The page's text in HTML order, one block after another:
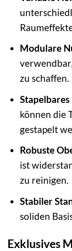
Modulare
zu schaffen.
Stapelbares
können die
gestapelt
Robuste
ist
zu reinigen.
Stabiler
soliden
Exklusives